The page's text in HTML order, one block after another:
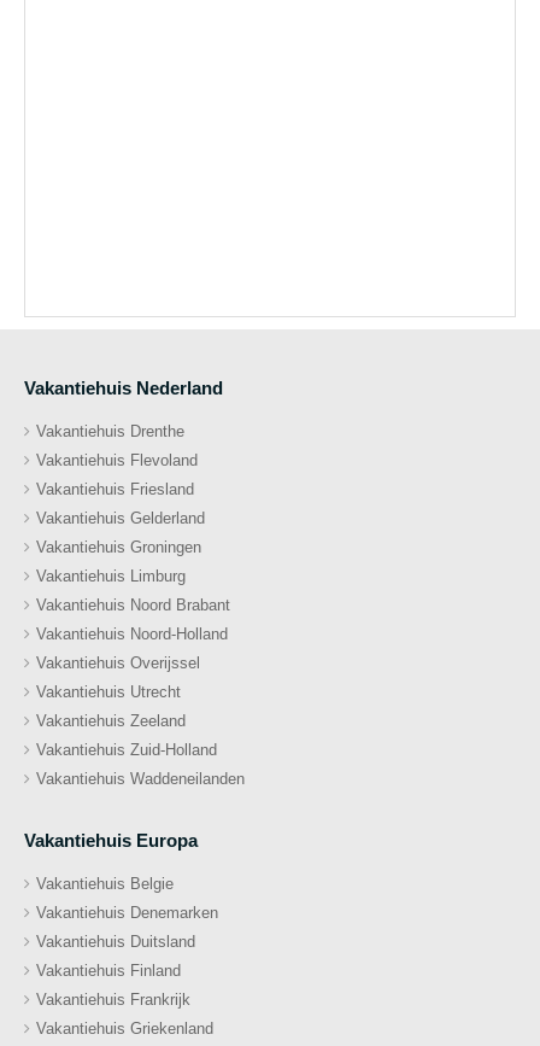
Vakantiehuis Nederland
Vakantiehuis Drenthe
Vakantiehuis Flevoland
Vakantiehuis Friesland
Vakantiehuis Gelderland
Vakantiehuis Groningen
Vakantiehuis Limburg
Vakantiehuis Noord Brabant
Vakantiehuis Noord-Holland
Vakantiehuis Overijssel
Vakantiehuis Utrecht
Vakantiehuis Zeeland
Vakantiehuis Zuid-Holland
Vakantiehuis Waddeneilanden
Vakantiehuis Europa
Vakantiehuis Belgie
Vakantiehuis Denemarken
Vakantiehuis Duitsland
Vakantiehuis Finland
Vakantiehuis Frankrijk
Vakantiehuis Griekenland